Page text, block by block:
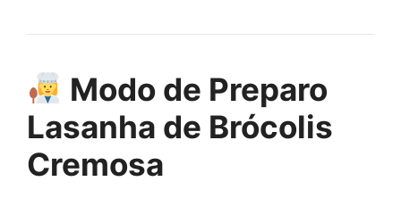
Modo de Preparo
Lasanha de Brócolis
Cremosa